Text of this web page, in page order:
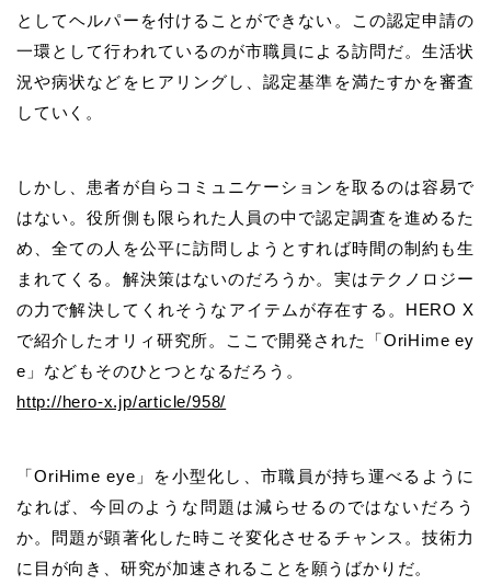
としてヘルパーを付けることができない。この認定申請の
一環として行われているのが市職員による訪問だ。生活状
況や病状などをヒアリングし、認定基準を満たすかを審査
していく。
しかし、患者が自らコミュニケーションを取るのは容易で
はない。役所側も限られた人員の中で認定調査を進めるた
め、全ての人を公平に訪問しようとすれば時間の制約も生
まれてくる。解決策はないのだろうか。実はテクノロジー
の力で解決してくれそうなアイテムが存在する。HERO X
で紹介したオリィ研究所。ここで開発された「OriHime ey
e」などもそのひとつとなるだろう。
http://hero-x.jp/article/958/
「OriHime eye」を小型化し、市職員が持ち運べるように
なれば、今回のような問題は減らせるのではないだろう
か。問題が顕著化した時こそ変化させるチャンス。技術力
に目が向き、研究が加速されることを願うばかりだ。